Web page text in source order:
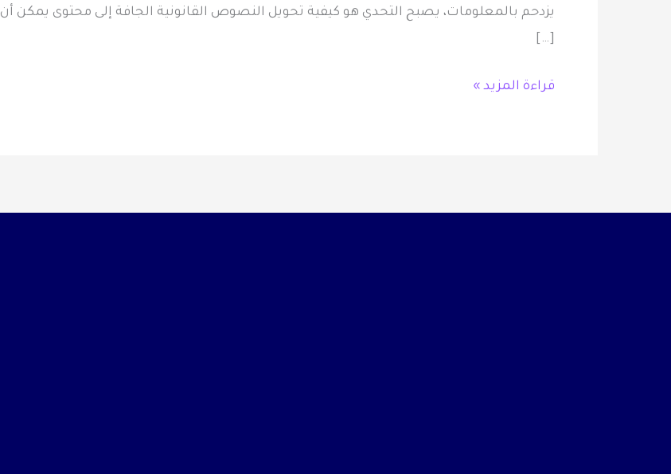
يزدحم بالمعلومات، يصبح التحدي هو كيفية تحويل النصوص القانونية الجافة إلى محتوى يمكن أن
[…]
قراءة المزيد »